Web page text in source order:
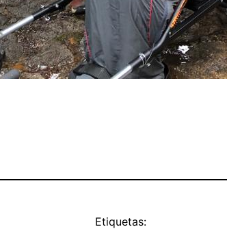
Etiquetas: